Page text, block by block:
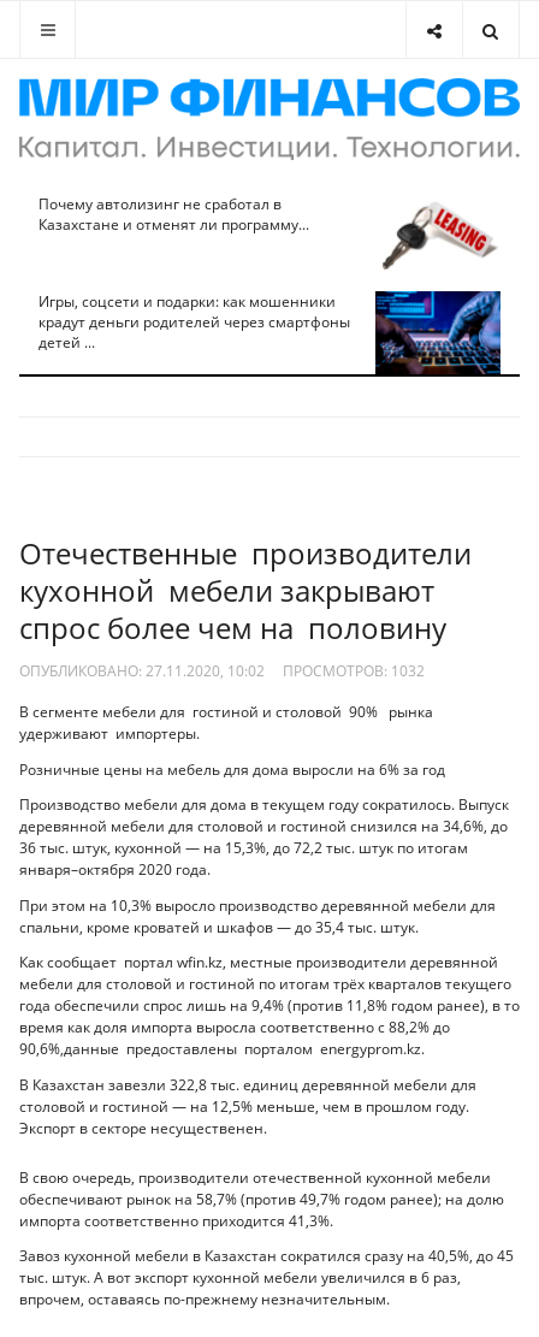
Почему автолизинг не сработал в
Казахстане и отменят ли программу...
Игры, соцсети и подарки: как мошенники
крадут деньги родителей через смартфоны
детей ...
Отечественные производители
кухонной мебели закрывают
спрос более чем на половину
ОПУБЛИКОВАНО: 27.11.2020, 10:02 ПРОСМОТРОВ: 1032
В сегменте мебели для гостиной и столовой 90% рынка
удерживают импортеры.
Розничные цены на мебель для дома выросли на 6% за год
Производство мебели для дома в текущем году сократилось. Выпуск
деревянной мебели для столовой и гостиной снизился на 34,6%, до
36 тыс. штук, кухонной — на 15,3%, до 72,2 тыс. штук по итогам
января–октября 2020 года.
При этом на 10,3% выросло производство деревянной мебели для
спальни, кроме кроватей и шкафов — до 35,4 тыс. штук.
Как сообщает портал wfin.kz, местные производители деревянной
мебели для столовой и гостиной по итогам трёх кварталов текущего
года обеспечили спрос лишь на 9,4% (против 11,8% годом ранее), в то
время как доля импорта выросла соответственно с 88,2% до
90,6%,данные предоставлены порталом energyprom.kz.
В Казахстан завезли 322,8 тыс. единиц деревянной мебели для
столовой и гостиной — на 12,5% меньше, чем в прошлом году.
Экспорт в секторе несущественен.
В свою очередь, производители отечественной кухонной мебели
обеспечивают рынок на 58,7% (против 49,7% годом ранее); на долю
импорта соответственно приходится 41,3%.
Завоз кухонной мебели в Казахстан сократился сразу на 40,5%, до 45
тыс. штук. А вот экспорт кухонной мебели увеличился в 6 раз,
впрочем, оставаясь по-прежнему незначительным.